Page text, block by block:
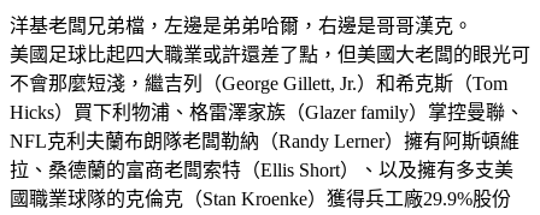
洋基老闆兄弟檔，左邊是弟弟哈爾，右邊是哥哥漢克。
美國足球比起四大職業或許還差了點，但美國大老闆的眼光可
不會那麼短淺，繼吉列（George Gillett, Jr.）和希克斯（Tom
Hicks）買下利物浦、格雷澤家族（Glazer family）掌控曼聯、
NFL克利夫蘭布朗隊老闆勒納（Randy Lerner）擁有阿斯頓維
拉、桑德蘭的富商老闆索特（Ellis Short）、以及擁有多支美
國職業球隊的克倫克（Stan Kroenke）獲得兵工廠29.9%股份